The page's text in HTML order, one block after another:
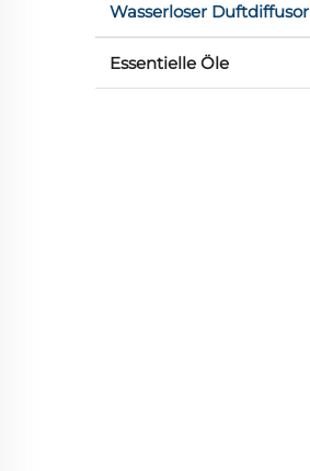
Wasserloser Duftdiffusor
Essentielle Öle